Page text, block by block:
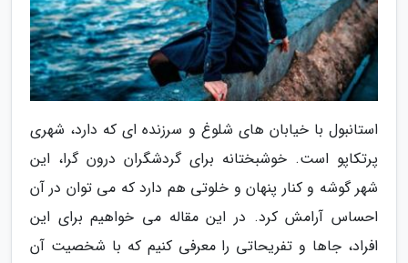
استانبول با خیابان های شلوغ و سرزنده ای که دارد، شهری
پرتکاپو است. خوشبختانه برای گردشگران درون گرا، این
شهر گوشه و کنار پنهان و خلوتی هم دارد که می توان در آن
احساس آرامش کرد. در این مقاله می خواهیم برای این
افراد، جاها و تفریحاتی را معرفی کنیم که با شخصیت آن